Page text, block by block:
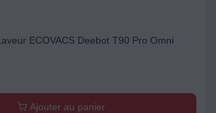
ECOVACS Deebot T90 Pro Omni
Ajouter au panier